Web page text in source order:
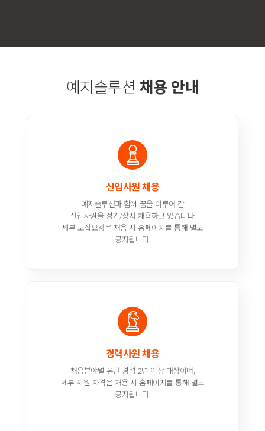
예지솔루션 채용 안내
신입사원 채용
예지솔루션과 함께 꿈을 이루어 갈
신입사원을 정기/상시 채용하고 있습니다.
세부 모집요강은 채용 시 홈페이지를 통해 별도
공지됩니다.
경력사원 채용
채용분야별 유관 경력 2년 이상 대상이며,
세부 지원 자격은 채용 시 홈페이지를 통해 별도
공지됩니다.